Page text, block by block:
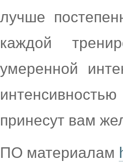
лучше
каждой
умеренной
принесут вам
ПО материалам